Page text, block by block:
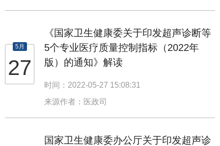
5月
27
《国家卫生健康委关于印发超声诊断等
5个专业医疗质量控制指标（2022年
版）的通知》解读
时间：2022-05-27 15:08:31
来源作者：医政司
国家卫生健康委办公厅关于印发超声诊